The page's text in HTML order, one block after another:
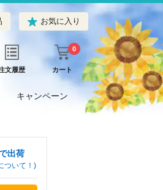
お気に入り
文履歴 カート
0
キャンペーン
出荷
ついて！)